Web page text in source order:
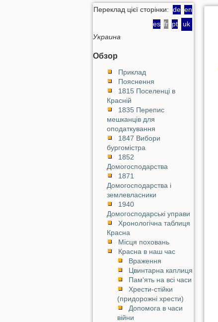
Переклад цієї сторінки: de en
es fr pt
uk
Украина
Обзор
Приклад
Пояснення
1815 Поселенці в
Красній
1835 Перепис
мешканців для
оподаткування
1847 Вибори
бургомістра
1852
Домогосподарства
1871
Домогосподарства і
землевласники
1940
Домогосподарські управи
Хронологічна таблиця
Красна
Місця поховань
Красна в наш час
Враження
Цвинтарна каплиця
Пам'ять на всі часи
Хрести-стійки
(придорожні хрести)
Допомога в часи
війни